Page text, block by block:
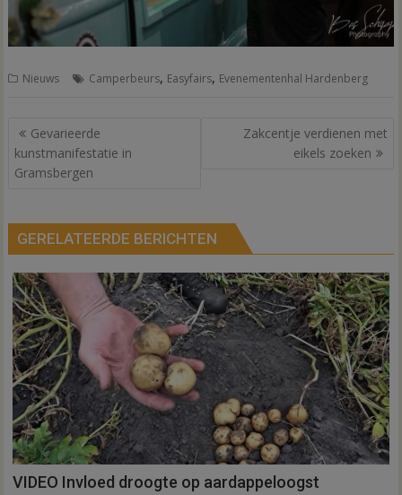
Nieuws Camperbeurs, Easyfairs, Evenementenhal Hardenberg
Bericht
navigatie
Gevarieerde
kunstmanifestatie in
Gramsbergen
Zakcentje verdienen met
eikels zoeken
GERELATEERDE BERICHTEN
VIDEO Invloed droogte op aardappeloogst